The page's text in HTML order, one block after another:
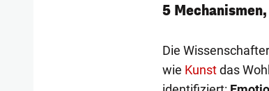
5
Die
wie Kunstdas